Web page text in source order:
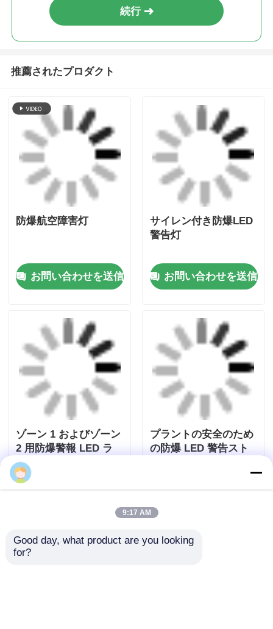
推薦されたプロダクト
防爆航空障害灯
お問い合わせを送信
サイレン付き防爆LED
警告灯
お問い合わせを送信
ゾーン 1 およびゾーン
2 用防爆警報 LED ラ
プラントの安全のため
9:17 AM
Good day, what product are you looking
for?